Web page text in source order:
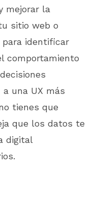
mejorar la
sitio web o
identificar
comportamiento
una UX más
tienes que
que los datos te
digital